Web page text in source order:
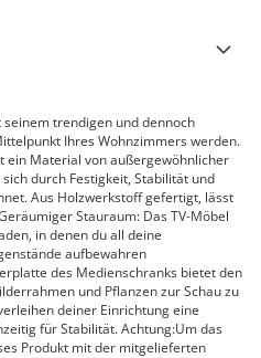
trendigen und dennoch
Ihres Wohnzimmers werden.
ein Material von außergewöhnlicher
durch Festigkeit, Stabilität und
Aus Holzwerkstoff gefertigt, lässt
Stauraum: Das TV-Möbel
in denen du all deine
aufbewahren
des Medienschranks bietet den
und Pflanzen zur Schau zu
deiner Einrichtung eine
für Stabilität. Achtung:Um das
Produkt mit der mitgelieferten